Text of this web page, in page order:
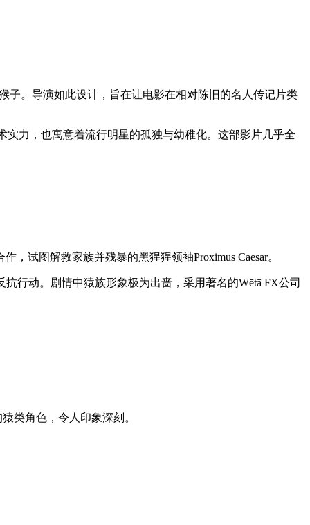
子。导演如此设计，旨在让电影在相对陈旧的名人传记片类
实力，也寓意着流行明星的孤独与幼稚化。这部影片几乎全
试图解救家族并残暴的黑猩猩领袖Proximus Caesar。
行动。剧情中猿族形象极为出啬，采用著名的Wētā FX公司
类角色，令人印象深刻。